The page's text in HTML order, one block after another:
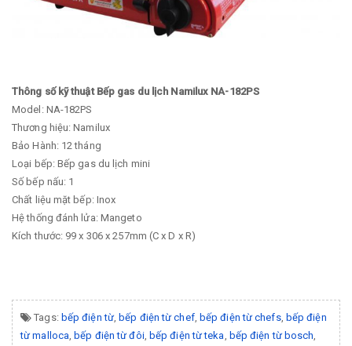
Thông số kỹ thuật Bếp gas du lịch Namilux NA-182PS
Model: NA-182PS
Thương hiệu: Namilux
Bảo Hành: 12 tháng
Loại bếp: Bếp gas du lịch mini
Số bếp nấu: 1
Chất liệu mặt bếp: Inox
Hệ thống đánh lửa: Mangeto
Kích thước: 99 x 306 x 257mm (C x D x R)
Tags: bếp điện từ,bếp điện từ chef, bếp điện từ chefs, bếp điện
từ malloca ,bếp điện từ đôi, bếp điện từ teka bếp điện từ bosch